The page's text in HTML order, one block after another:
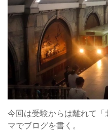
今回は受験からは離れて
マでブログを書く。